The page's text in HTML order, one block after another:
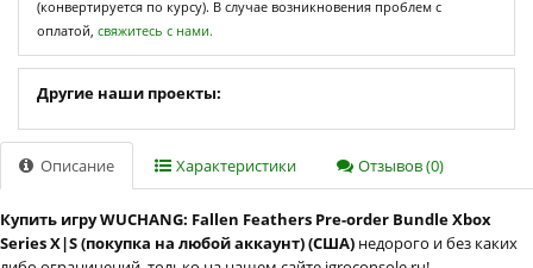
(конвертируется по курсу). В случае возникновения проблем с
оплатой, свяжитесь с нами.
Другие наши проекты:
Описание Характеристики Отзывов (0)
Купить игру WUCHANG: Fallen Feathers Pre-order Bundle Xbox
Series X|S (покупка на любой аккаунт) (США) недорого и без каких